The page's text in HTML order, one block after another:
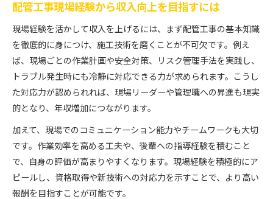
配管工事KY活動の実践と成果事例
配管工事リスク管理に活きる危険予知力
配管工事リスク管理の実践ノウハウ
配管工事リスク管理の基本と応用実践法
配管工事安全対策とリスクアセスメント活用
配管工事リスク予防のための注意点解説
配管工事作業時のリスク低減テクニック
資格取得で広がる配管工事の未来
配管工事資格取得で広がるキャリアパス
配管工事の知見が資格取得に活きる理由
配管工事現場経験から収入向上を目指すには
現場経験を活かして収入を上げるには、まず配管工事の基本知識
を徹底的に身につけ、施工技術を磨くことが不可欠です。例え
ば、現場ごとの作業計画や安全対策、リスク管理手法を実践し、
トラブル発生時にも冷静に対応できる力が求められます。こうし
た対応力が認められれば、現場リーダーや管理職への昇進も現実
的となり、年収増加につながります。
加えて、現場でのコミュニケーション能力やチームワークも大切
です。作業効率を高める工夫や、後輩への指導経験を積むこと
で、自身の評価が高まりやすくなります。現場経験を積極的にア
ピールし、資格取得や新技術への対応力を示すことで、より高い
報酬を目指すことが可能です。